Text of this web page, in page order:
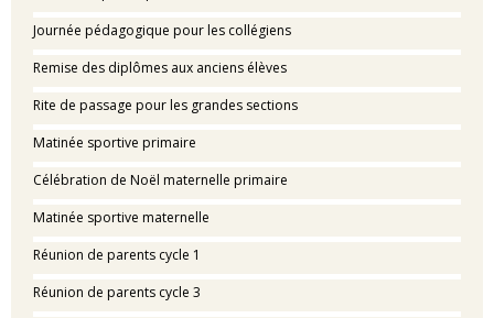
Journée pédagogique pour les collégiens
Remise des diplômes aux anciens élèves
Rite de passage pour les grandes sections
Matinée sportive primaire
Célébration de Noël maternelle primaire
Matinée sportive maternelle
Réunion de parents cycle 1
Réunion de parents cycle 3